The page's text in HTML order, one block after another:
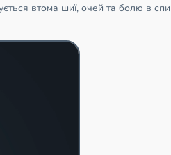
втома шиї, очей та болю в